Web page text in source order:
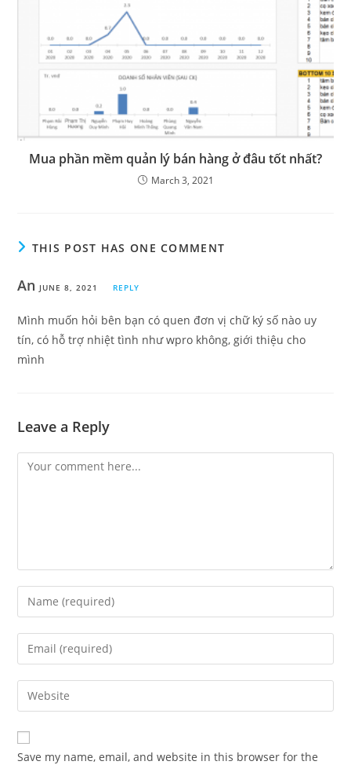
Mua phần mềm quản lý bán hàng ở đâu tốt nhất?
March 3, 2021
THIS POST HAS ONE COMMENT
An JUNE 8, 2021 REPLY
Mình muốn hỏi bên bạn có quen đơn vị chữ ký số nào uy
tín, có hỗ trợ nhiệt tình như wpro không, giới thiệu cho
mình
Leave a Reply
Comment
Enter
your
name
comment
Enter
your
email
address
comment
Enter
your
website
URL
Save my name, email, and website in this browser for the